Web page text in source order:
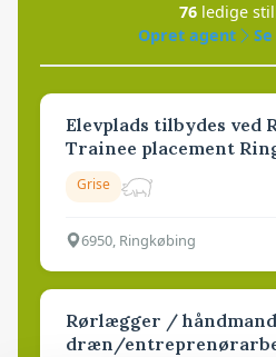
76 ledige
Opret agent
Elevplads tilbydes ved
Trainee placement
Grise
6950, Ringkøbing
Rørlægger /
dræn/